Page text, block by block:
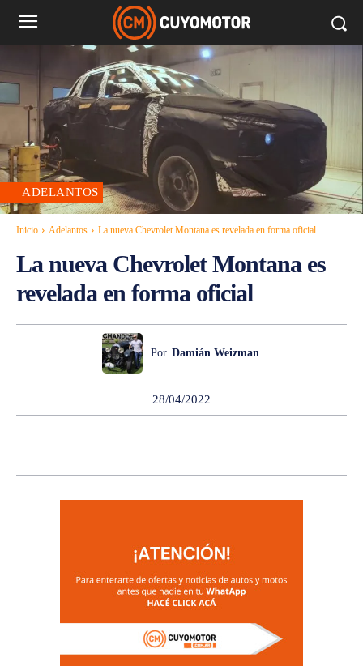
ADELANTOS
Inicio Adelantos La nueva Chevrolet Montana es revelada en forma oficial
La nueva Chevrolet Montana es
revelada en forma oficial
Por Damián Weizman
28/04/2022